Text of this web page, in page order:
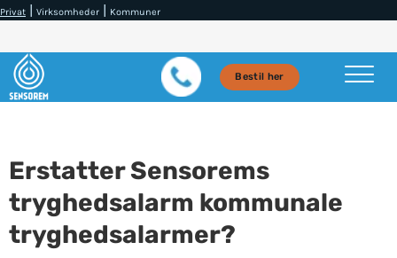
Privat | Virksomheder | Kommuner
Bestil her
Erstatter Sensorems
tryghedsalarm kommunale
tryghedsalarmer?